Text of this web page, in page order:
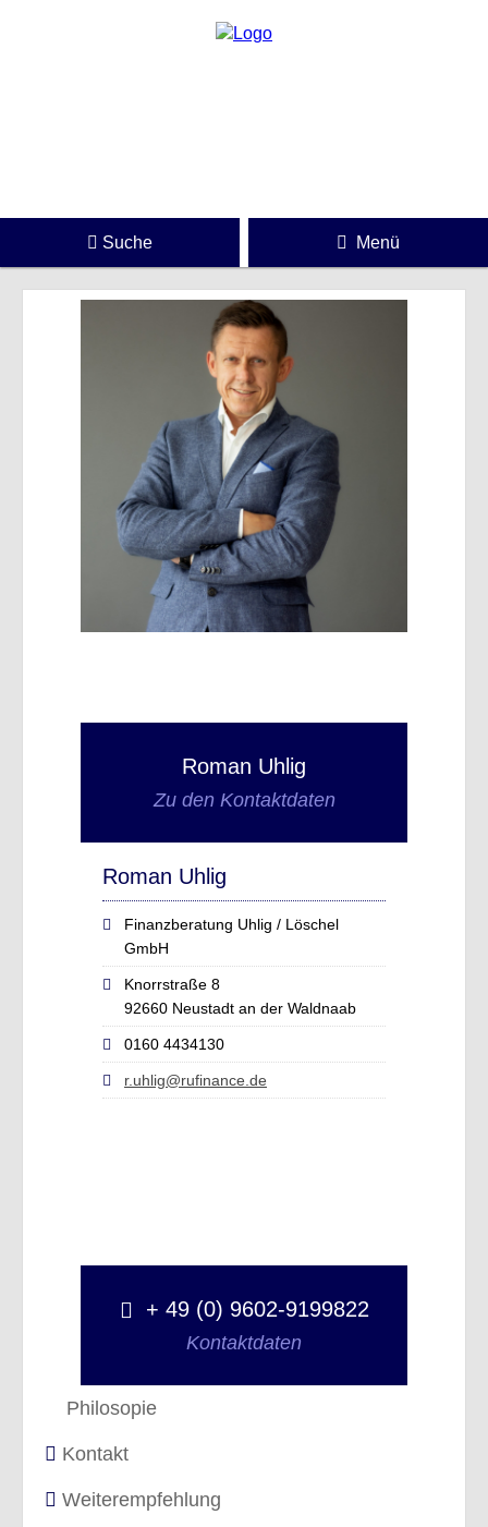
Suche Menü
Roman Uhlig
Zu den Kontaktdaten
Roman Uhlig
Finanzberatung Uhlig / Löschel
GmbH
Knorrstraße 8
92660 Neustadt an der Waldnaab
0160 4434130
r.uhlig@rufinance.de
+ 49 (0) 9602-9199822
Kontaktdaten
Philosopie
Kontakt
Weiterempfehlung